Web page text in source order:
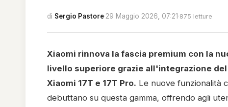
di Sergio Pastore·29 Maggio 2026, 07:21·875 letture
Xiaomi rinnova la fascia premium con la
livello superiore grazie all'integrazione
Xiaomi 17T e 17T Pro. Le nuove funzionalità
debuttano su questa gamma, offrendo agli